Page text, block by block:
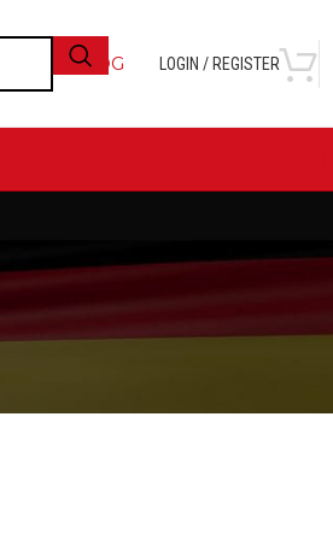
BLOG LOGIN / REGISTER